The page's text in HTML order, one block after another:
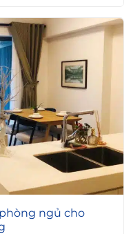
ngủ cho